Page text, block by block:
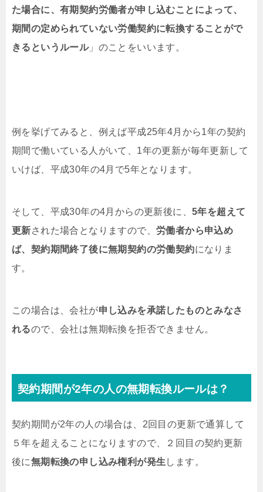
た場合に、有期契約労働者が申し込むことによって、
期間の定められていない労働契約に転換することがで
きるというルール」のことをいいます。
例を挙げてみると、例えば平成25年4月から1年の契約
期間で働いている人がいて、1年の更新が毎年更新して
いけば、平成30年の4月で5年となります。
そして、平成30年の4月からの更新後に、 5年を超えて
更新された場合となりますので、労働者から申込め
ば、契約期間終了後に無期契約の労働契約になりま
す。
この場合は、会社が申し込みを承諾したものとみなさ
れるので、会社は無期転換を拒否できません。
契約期間が2年の人の無期転換ルールは？
契約期間が2年の人の場合は、2回目の更新で通算して
５年を超えることになりますので、２回目の契約更新
後に無期転換の申し込み権利が発生 します。